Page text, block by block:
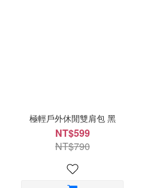
極輕戶外休閒雙肩包 黑
NT$599
NT$790